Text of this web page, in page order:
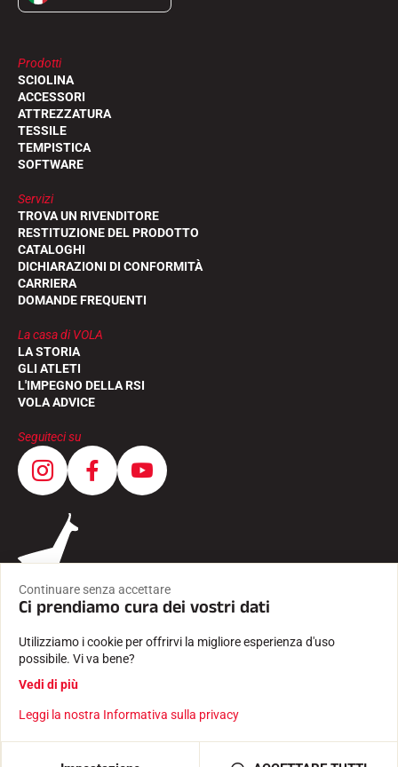
Prodotti
SCIOLINA
ACCESSORI
ATTREZZATURA
TESSILE
TEMPISTICA
SOFTWARE
Servizi
TROVA UN RIVENDITORE
RESTITUZIONE DEL PRODOTTO
CATALOGHI
DICHIARAZIONI DI CONFORMITÀ
CARRIERA
DOMANDE FREQUENTI
La casa di VOLA
LA STORIA
GLI ATLETI
L'IMPEGNO DELLA RSI
VOLA ADVICE
Seguiteci su
INFORMAZIONI LEGALI
INFORMATIVA SULLA PRIVACY
Creato con passione da Pure illusion
Continuare senza accettare
Ci prendiamo cura dei vostri dati
Utilizziamo i cookie per offrirvi la migliore esperienza d'uso
possibile. Vi va bene?
Vedi di più
Leggi la nostra Informativa sulla privacy